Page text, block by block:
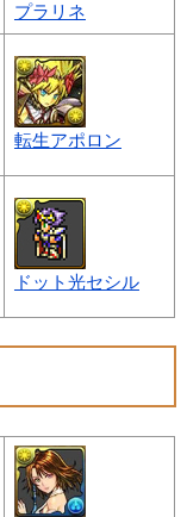
プラリネ
転生アポロン
ドット光セシル